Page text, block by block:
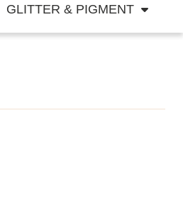
GLITTER & PIGMENT